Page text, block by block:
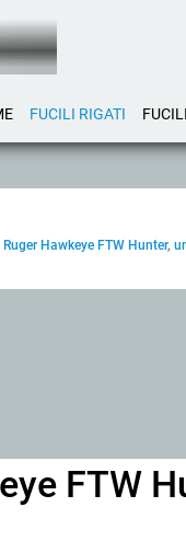
FUCILI RIGATI
Ruger Hawkeye FTW Hunter,
FTW